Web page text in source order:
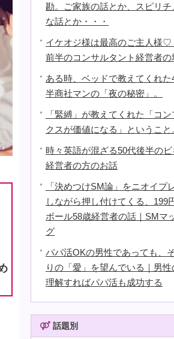
勘。ご家族の話とか、スピリチ
な話とか・・・
イケオジ様は最高のご主人様♡
前半のコンサルタント経営者の
ある時、ベッドで教えてくれた
半商社マンの「夜の秘密」。
「緊縛」が教えてくれた「コン
クスが価値になる」ということ
時々英語が混ざる50代後半のビ
経営者の方のお話
「決めつけSМ論」をニオイプ
しながら押し付けてくる、199
ボール58歳経営者の話｜SMマ
グ
パパ活OKの男性であっても、
りの「愛」を望んでいる｜男性
理解すればパパ活も成功する
話題別